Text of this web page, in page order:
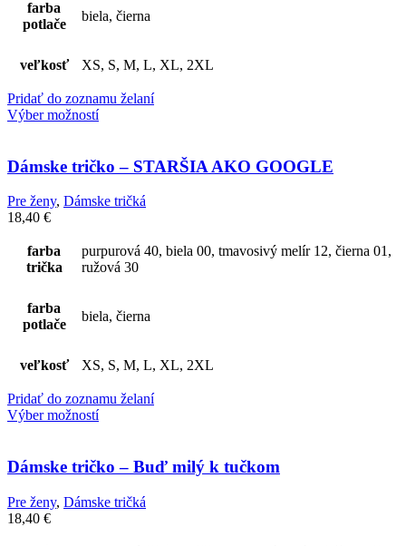
farba
potlače
biela, čierna
veľkosť XS, S, M, L, XL, 2XL
Pridať do zoznamu želaní
Výber možností
Dámske tričko – STARŠIA AKO GOOGLE
Pre ženy, Dámske tričká
18,40 €
farba
trička
purpurová 40, biela 00, tmavosivý melír 12, čierna 01,
ružová 30
farba
potlače
biela, čierna
veľkosť XS, S, M, L, XL, 2XL
Pridať do zoznamu želaní
Výber možností
Dámske tričko – Buď milý k tučkom
Pre ženy, Dámske tričká
18,40 €